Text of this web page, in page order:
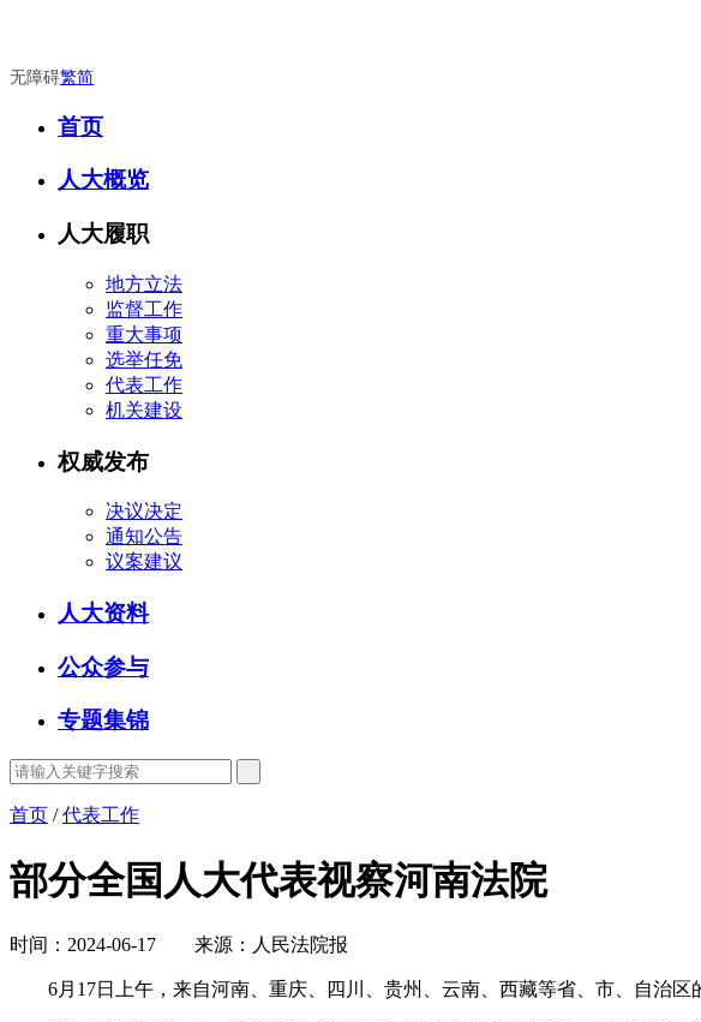
无障碍繁简
首页
人大概览
人大履职
地方立法
监督工作
重大事项
选举任免
代表工作
机关建设
权威发布
决议决定
通知公告
议案建议
人大资料
公众参与
专题集锦
首页 /代表工作
部分全国人大代表视察河南法院
时间：2024-06-17 来源：人民法院报
6月17日上午，来自河南、重庆、四川、贵州、云南、西藏等省、市、自治区